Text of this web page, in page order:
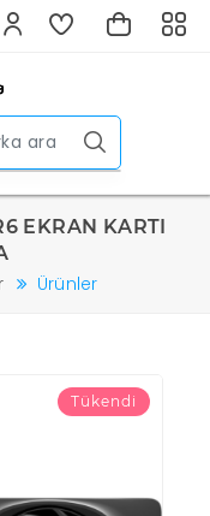
EKRAN KARTI
Ürünler
Tükendi